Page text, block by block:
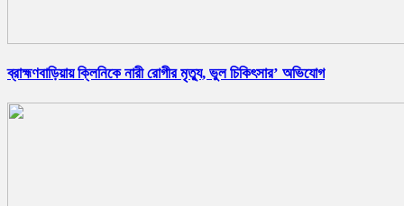
ব্রাহ্মণবাড়িয়ায় ক্লিনিকে নারী রোগীর মৃত্যু, ভুল চিকিৎসার’ অভিযোগ